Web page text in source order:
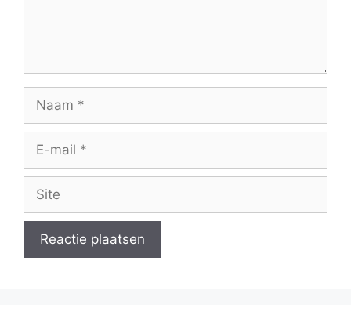
Naam
Site